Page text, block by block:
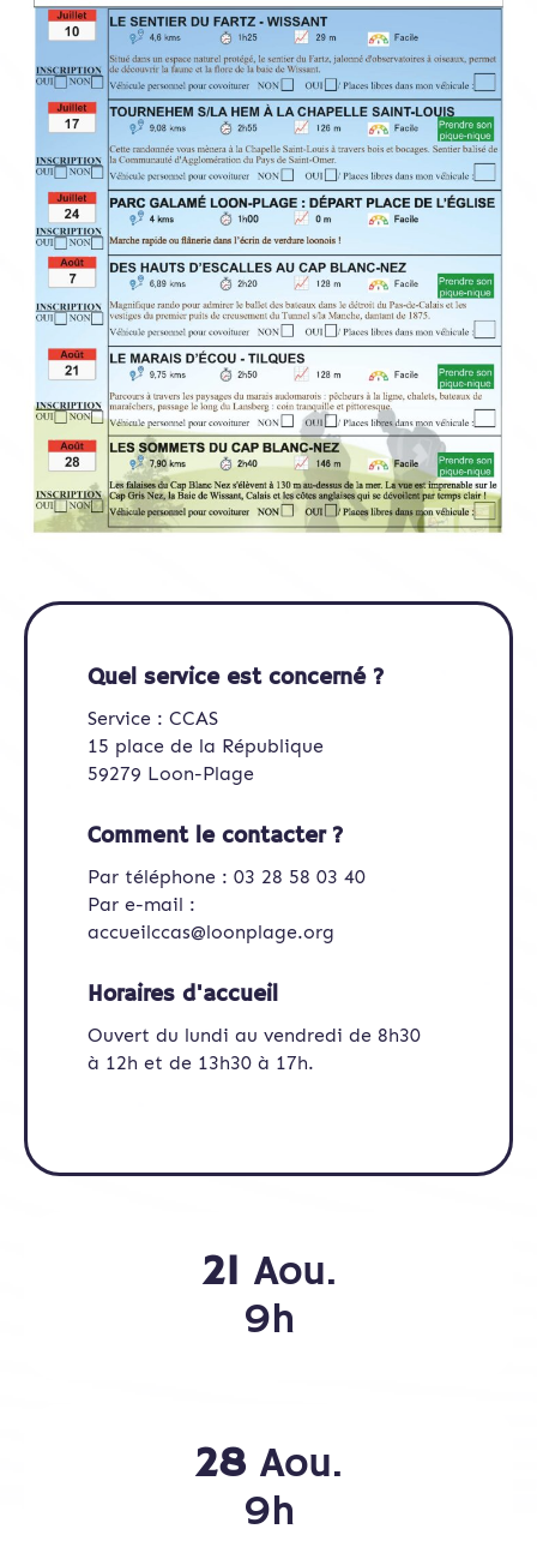
Quel service est concerné ?
Service : CCAS
15 place de la République
59279 Loon-Plage
Comment le contacter ?
Par téléphone : 03 28 58 03 40
Par e-mail :
accueilccas@loonplage.org
Horaires d'accueil
Ouvert du lundi au vendredi de 8h30
à 12h et de 13h30 à 17h.
21 Aou.
9h
28 Aou.
9h